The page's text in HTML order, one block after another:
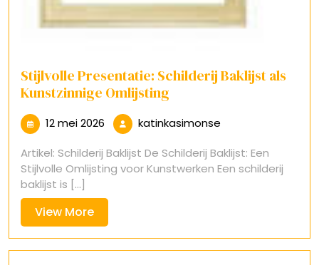
Stijlvolle Presentatie: Schilderij Baklijst als
Kunstzinnige Omlijsting
12 mei 2026
mei
2026
katinkasimonse
Artikel: Schilderij Baklijst De Schilderij Baklijst: Een
Stijlvolle Omlijsting voor Kunstwerken Een schilderij
baklijst is [...]
View MoreView
More